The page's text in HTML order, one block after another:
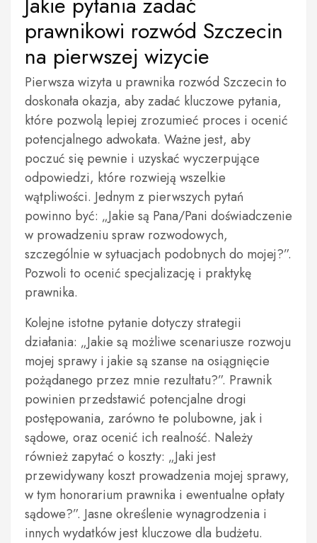
prawnikowi rozwód Szczecin
na pierwszej wizycie
Pierwsza wizyta u prawnika rozwód Szczecin to
doskonała okazja, aby zadać kluczowe pytania,
które pozwolą lepiej zrozumieć proces i ocenić
potencjalnego adwokata. Ważne jest, aby
poczuć się pewnie i uzyskać wyczerpujące
odpowiedzi, które rozwieją wszelkie
wątpliwości. Jednym z pierwszych pytań
powinno być: „Jakie są Pana/Pani doświadczenie
w prowadzeniu spraw rozwodowych,
szczególnie w sytuacjach podobnych do mojej?”.
Pozwoli to ocenić specjalizację i praktykę
prawnika.
Kolejne istotne pytanie dotyczy strategii
działania: „Jakie są możliwe scenariusze rozwoju
mojej sprawy i jakie są szanse na osiągnięcie
pożądanego przez mnie rezultatu?”. Prawnik
powinien przedstawić potencjalne drogi
postępowania, zarówno te polubowne, jak i
sądowe, oraz ocenić ich realność. Należy
również zapytać o koszty: „Jaki jest
przewidywany koszt prowadzenia mojej sprawy,
w tym honorarium prawnika i ewentualne opłaty
sądowe?”. Jasne określenie wynagrodzenia i
innych wydatków jest kluczowe dla budżetu.